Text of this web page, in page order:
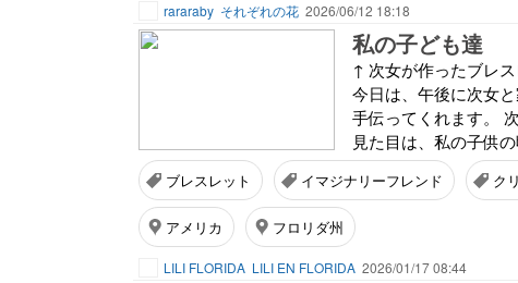
rararaby それぞれの花 2026/06/12 18:18
私の子ども達
↑ 次女が作ったブレ
今日は、午後に次女
手伝ってくれます。
見た目は、私の子供
ブレスレット イマジナリーフレンド ク
アメリカ フロリダ州
LILI FLORIDA LILI EN FLORIDA 2026/01/17 08:44